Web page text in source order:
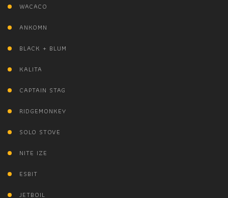
WACACO
ANKOMN
BLACK + BLUM
KALITA
CAPTAIN STAG
RIDGEMONKEY
SOLO STOVE
NITE IZE
ESBIT
JETBOIL